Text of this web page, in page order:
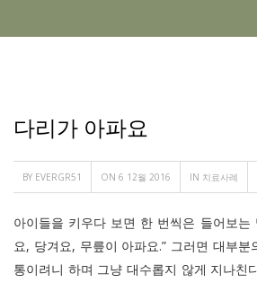
다리가 아파요
BY EVERGR51 ON 6 12월 2016 IN 치료사례
아이들을 키우다 보면 한 번씩은 들어보는
요, 당겨요, 무릎이 아파요.” 그러면 대부
통이려니 하며 그냥 대수롭지 않게 지나친